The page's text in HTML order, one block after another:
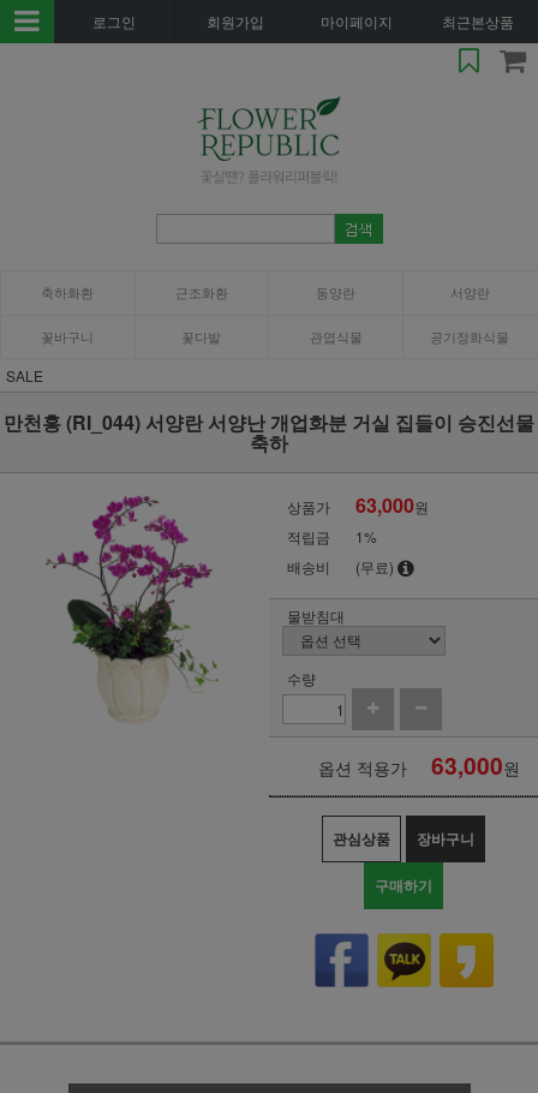
로그인 회원가입 마이페이지 최근본상품
축하화환 근조화환 동양란 서양란
꽃바구니 꽃다발 관엽식물 공기정화식물
SALE
만천홍 (RI_044) 서양란 서양난 개업화분 거실 집들이 승진선물
축하
상품가 63,000원
적립금
1%
배송비
(무료)
물받침대
수량
옵션 적용가 63,000원
관심상품 장바구니
구매하기